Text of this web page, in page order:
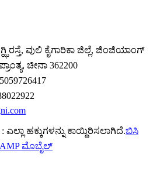
ರಸ್ತೆ, ವುಲಿ ಕೈಗಾರಿಕಾ ಜಿಲ್ಲೆ, ಜಿಂಜಿಯಾಂಗ್
ಚೀನಾ 362200
: ಎಲ್ಲಾ ಹಕ್ಕುಗಳನ್ನು ಕಾಯ್ದಿರಿಸಲಾಗಿದೆ.ಬಿಸಿ
AMP ಮೊಬೈಲ್